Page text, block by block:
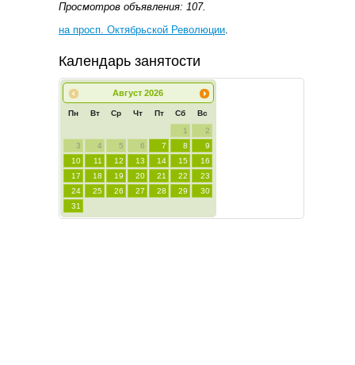
Просмотров объявления: 107.
на просп. Октябрьской Революции.
Календарь занятости
Август 2026
Пн Вт Ср Чт Пт Сб Вс
1
2
3
4 5 6 7 8
9
10
11 12 13 14 15
16
17
18 19 20 21 22
23
24
25 26 27 28 29
30
31